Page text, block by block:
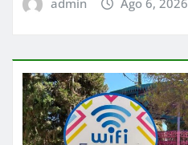
admin Ago 6, 2026